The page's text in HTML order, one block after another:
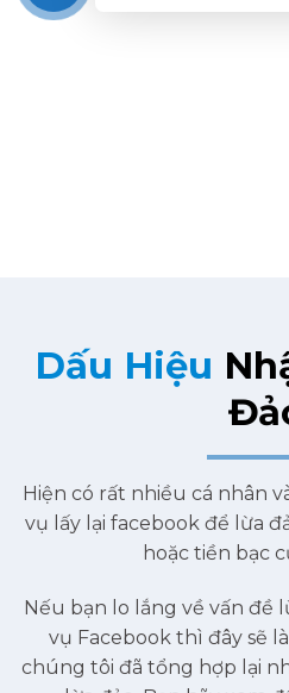
Dấu Hiệu
Hiện có rất nhiều cá nhân
vụ lấy lại facebook để lừa
hoặc tiền bạc
Nếu bạn lo lắng về vấn đề
vụ Facebook thì đây sẽ
chúng tôi đã tổng hợp lại